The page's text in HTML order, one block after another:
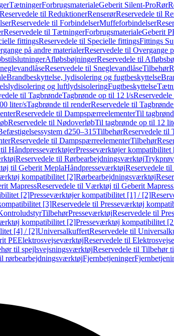
TætningerForbrugsmaterialeGeberit Silent-ProRør
Reservedele til ReduktionerRenserørReservedele til
Reservedele til ForbindelserMuffeforbindelser
Reservedele til TætningerForbrugsmaterialeGeberit
fittingsReservedele til Specielle fittingsFittings
på andre materialerReservedele til Overgange
AfløbsbøjningerReservedele til
Reservedele til SneglevandlåseTilbehør
Brandbeskyttelse, lydisolering og fugtbeskyttelse
og luftlydsisoleringFugtbeskyttelse
til TagbrøndeTagbrønde op til 12 l/s
liter/sTagbrønde til renderReservedele til
Reservedele til DampspærreelementerTil
Reservedele til NødoverløbTil tagbrønde op til 12
d250–315TilbehørReservedele til
Reservedele til DampspærreelementerTilbehør
HåndpresseværktøjerPresseværktøjer kompatibilitet
Reservedele til Rørbearbejdningsværktøj
til Geberit MeplaHåndpresseværktøjReservedele
kompatibilitet [2]Rørbearbejdningsværktøj
MapressReservedele til Værktøj til Geberit Mapress
[2]Presseværktøjer kompatibilitet [1] / [2]
[3]Reservedele til Presseværktøj
TilbehørPresseværktøjReservedele til
kompatibilitet [2]Presseværktøj kompatibilitet
[4] / [2]UniversalkuffertReservedele til
PEElektrosvejseværktøjReservedele til
til spejlsvejsningsværktøjReservedele til Tilbehør
rørbearbejdningsværktøjFjernbetjeninger